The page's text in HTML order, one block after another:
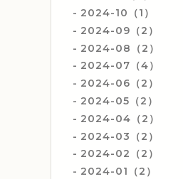
2024-10（1）
2024-09（2）
2024-08（2）
2024-07（4）
2024-06（2）
2024-05（2）
2024-04（2）
2024-03（2）
2024-02（2）
2024-01（2）